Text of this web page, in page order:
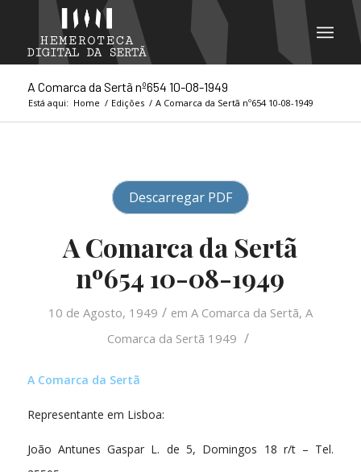
A Comarca da Sertã nº654 10-08-1949
Está aqui: Home / Edições / A Comarca da Sertã nº654 10-08-1949
Descarregar PDF
A Comarca da Sertã
nº654 10-08-1949
10 de Agosto, 1949 / em A Comarca da Sertã, A
Comarca da Sertã 1949 /
A Comarca da Sertã
Representante em Lisboa:
João Antunes Gaspar L. de 5, Domingos 18 r/t – Tel.